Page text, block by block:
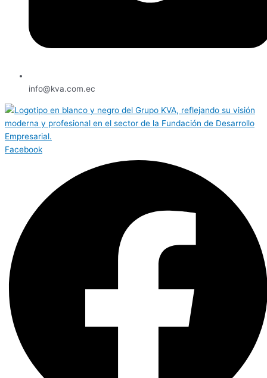
info@kva.com.ec
Facebook